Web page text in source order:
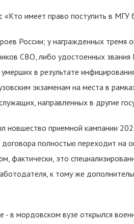
«Кто имеет право поступить в МГУ
России; у награжденных
СВО, либо удостоенных
в результате
экзаменам на места в
направленных в другие
новшество приемной кампании
договора полностью переходит на
фактически, это
к тому же
в мордовском вузе открылся